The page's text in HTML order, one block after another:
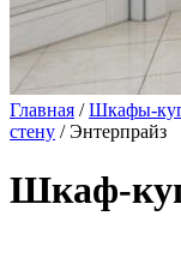
Главная /Шкафы-
стену / Энтерпрайз
Шкаф-